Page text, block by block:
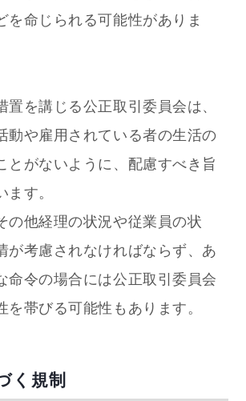
を命じられる可能性がありま
置を講じる公正取引委員会は、
動や雇用されている者の生活の
とがないように、配慮すべき旨
ます。
の他経理の状況や従業員の状
が考慮されなければならず、あ
命令の場合には公正取引委員会
を帯びる可能性もあります。
く規制